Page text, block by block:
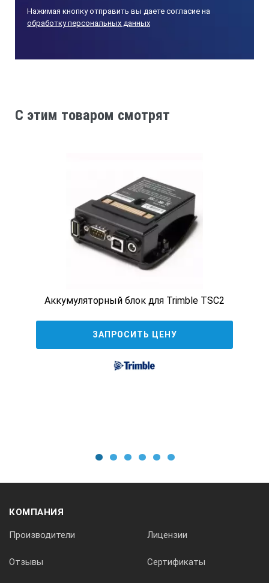
Нажимая кнопку отправить вы даете согласие на
обработку персональных данных
C этим товаром смотрят
Аккумуляторный блок для Trimble TSC2
ЗАПРОСИТЬ ЦЕНУ
КОМПАНИЯ
Производители Лицензии
Отзывы Сертификаты